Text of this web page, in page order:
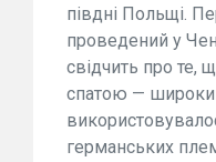
півдні Польщі.
проведений у
свідчить про те,
спатою —
германських